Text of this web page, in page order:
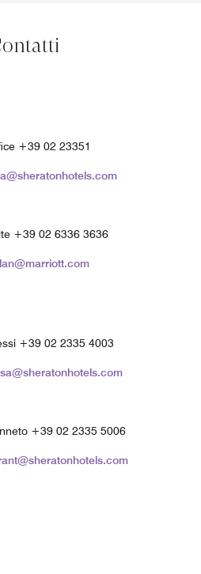
+39 02 23351
+39 02 6336 3636
+39 02 2335 4003
+39 02 2335 5006